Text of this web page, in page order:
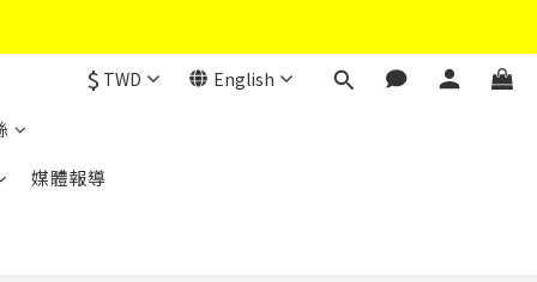
$ TWD English
媒體報導